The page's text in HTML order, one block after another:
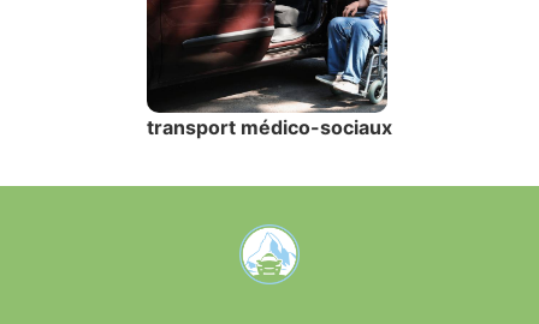
transport médico-sociaux